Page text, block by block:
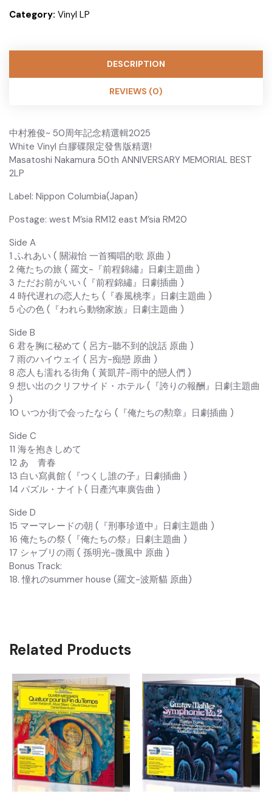
Category: Vinyl LP
DESCRIPTION
REVIEWS (0)
中村雅俊~ 50周年記念精選輯2025
White Vinyl 白膠碟限定發售版精選!
Masatoshi Nakamura 50th ANNIVERSARY MEMORIAL BEST
2LP
Label: Nippon Columbia(Japan)
Postage: west M’sia RM12 east M’sia RM20
Side A
1 ふれあい ( 關淑怡 一首獨唱的歌 原曲 )
2 俺たちの旅 ( 羅文-『前程錦繡』日劇主題曲 )
3 ただお前がいい (『前程錦繡』日劇插曲 )
4 時代遅れの恋人たち (『春風桃李』日劇主題曲 )
5 心の色 (『われら動物家族』日劇主題曲 )
Side B
6 君を胸に秘めて ( 呂方-聽不到的說話 原曲 )
7 雨のハイウェイ ( 呂方-痴戀 原曲 )
8 恋人も濡れる街角 ( 黃凱芹-雨中的戀人們 )
9 想い出のクリフサイド・ホテル (『誇りの報酬』日劇主題曲
)
10 いつか街で会ったなら (『俺たちの勲章』日劇插曲 )
Side C
11 海を抱きしめて
12 あゝ青春
13 白い寫眞館 (『つくし誰の子』日劇插曲 )
14 パズル・ナイト( 日產汽車廣告曲 )
Side D
15 マーマレードの朝 (『刑事珍道中』日劇主題曲 )
16 俺たちの祭 (『俺たちの祭』日劇主題曲 )
17 シャブリの雨 ( 孫明光-微風中 原曲 )
Bonus Track:
18. 憧れのsummer house (羅文-波斯貓 原曲)
Related Products